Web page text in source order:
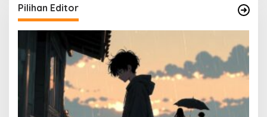
Pilihan Editor